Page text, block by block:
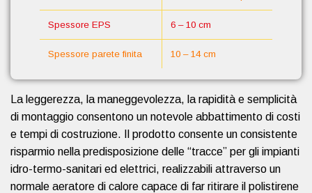
Spessore EPS 6 – 10 cm
Spessore parete finita 10 – 14 cm
La leggerezza, la maneggevolezza, la rapidità e semplicità
di montaggio consentono un notevole abbattimento di costi
e tempi di costruzione. Il prodotto consente un consistente
risparmio nella predisposizione delle “tracce” per gli impianti
idro-termo-sanitari ed elettrici, realizzabili attraverso un
normale aeratore di calore capace di far ritirare il polistirene